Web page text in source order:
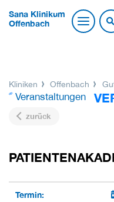
Sana Klinikum
Offenbach
Kliniken Offenbach
Veranstaltungen
zurück
Termin: